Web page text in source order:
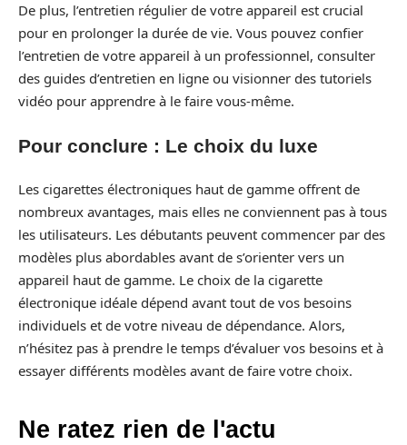
De plus, l’entretien régulier de votre appareil est crucial
pour en prolonger la durée de vie. Vous pouvez confier
l’entretien de votre appareil à un professionnel, consulter
des guides d’entretien en ligne ou visionner des tutoriels
vidéo pour apprendre à le faire vous-même.
Pour conclure : Le choix du luxe
Les cigarettes électroniques haut de gamme offrent de
nombreux avantages, mais elles ne conviennent pas à tous
les utilisateurs. Les débutants peuvent commencer par des
modèles plus abordables avant de s’orienter vers un
appareil haut de gamme. Le choix de la cigarette
électronique idéale dépend avant tout de vos besoins
individuels et de votre niveau de dépendance. Alors,
n’hésitez pas à prendre le temps d’évaluer vos besoins et à
essayer différents modèles avant de faire votre choix.
Ne ratez rien de l'actu